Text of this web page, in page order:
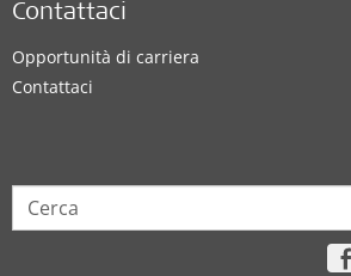
Contattaci
Opportunità di carriera
Contattaci